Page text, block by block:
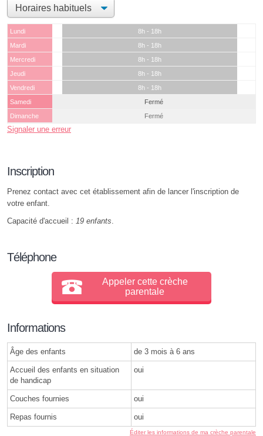
Lundi
8h - 18h
Mardi
8h - 18h
Mercredi
8h - 18h
Jeudi
8h - 18h
Vendredi
8h - 18h
Samedi
Fermé
Dimanche
Fermé
Signaler une erreur
Inscription
Prenez contact avec cet établissement afin de lancer l'inscription de
votre enfant.
Capacité d'accueil : 19 enfants
Téléphone
Appeler cette crèche
parentale
Informations
Âge des enfants de 3 mois à 6 ans
Accueil des enfants en situation
de handicap
oui
Couches fournies oui
Repas fournis oui
Éditer les informations de ma crèche parentale